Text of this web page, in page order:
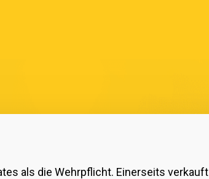
als die Wehrpflicht. Einerseits verkauft